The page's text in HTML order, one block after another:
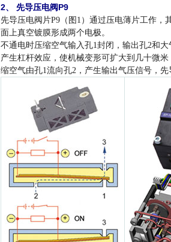
2、 先导压电阀P9
先导压电阀片P9（图1）通过压电薄片工作
面上真空镀膜形成两个电极。
不通电时压缩空气输入孔1封闭，输出孔2和
产生杠杆效应，使机械变形可扩大到几十微
缩空气由孔1流向孔2，产生输出气压信号，先